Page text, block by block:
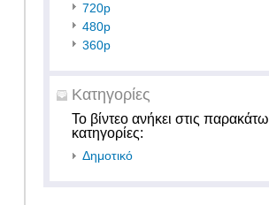
720p
480p
360p
Κατηγορίες
Το βίντεο ανήκει στις παρακάτω
κατηγορίες:
Δημοτικό